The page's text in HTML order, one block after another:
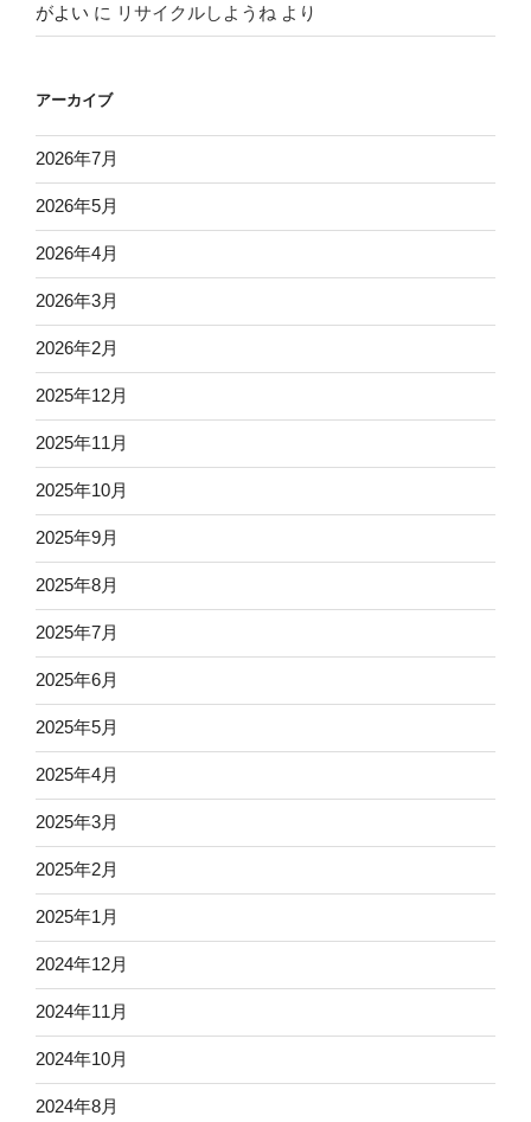
がよい に リサイクルしようね より
アーカイブ
2026年7月
2026年5月
2026年4月
2026年3月
2026年2月
2025年12月
2025年11月
2025年10月
2025年9月
2025年8月
2025年7月
2025年6月
2025年5月
2025年4月
2025年3月
2025年2月
2025年1月
2024年12月
2024年11月
2024年10月
2024年8月